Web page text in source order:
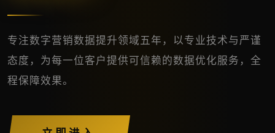
专注数字营销数据提升领域五年，以专业技术与严谨
态度，为每一位客户提供可信赖的数据优化服务，全
程保障效果。